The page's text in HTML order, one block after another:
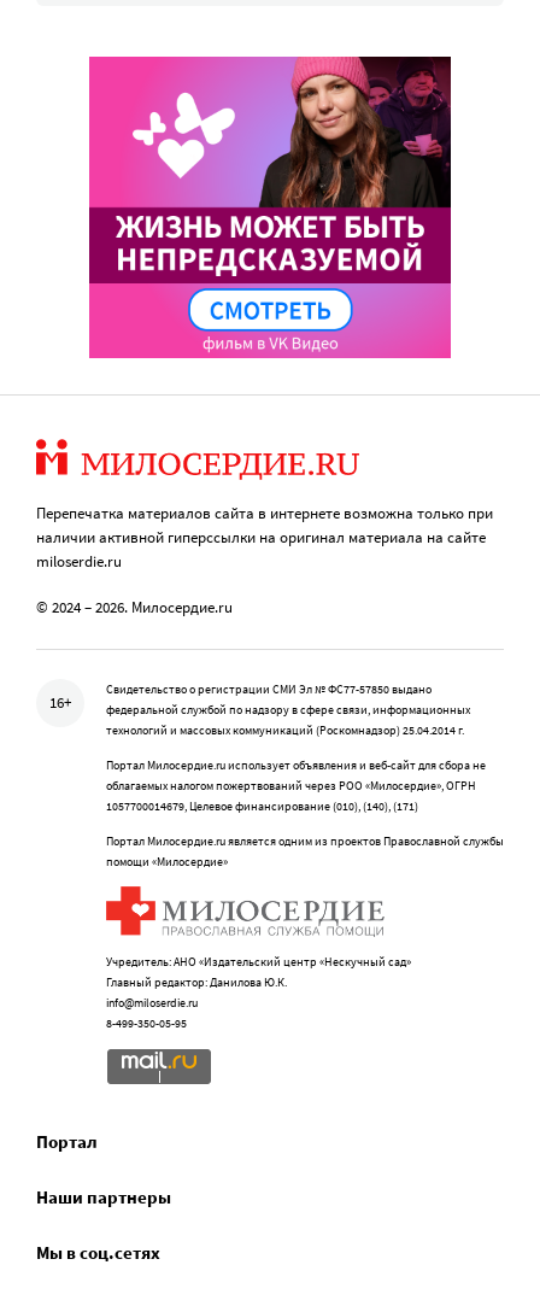
Перепечатка материалов сайта в интернете возможна только при
наличии активной гиперссылки на оригинал материала на сайте
miloserdie.ru
© 2024 – 2026. Милосердие.ru
16+
Свидетельство о регистрации СМИ Эл № ФС77-57850 выдано
федеральной службой по надзору в сфере связи, информационных
технологий и массовых коммуникаций (Роскомнадзор) 25.04.2014 г.
Портал Милосердие.ru использует объявления и веб-сайт для сбора не
облагаемых налогом пожертвований через РОО «Милосердие», ОГРН
1057700014679, Целевое финансирование (010), (140), (171)
Портал Милосердие.ru является одним из проектов Православной службы
помощи «Милосердие»
Учредитель: АНО «Издательский центр «Нескучный сад»
Главный редактор: Данилова Ю.К.
info@miloserdie.ru
8-499-350-05-95
Портал
Наши партнеры
Мы в соц.сетях